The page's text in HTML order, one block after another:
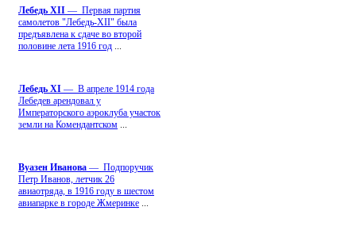
Лебедь ХII — Первая партия
самолетов "Лебедь-ХII" была
предъявлена к сдаче во второй
половине лета 1916 год
Лебедь ХI — В апреле 1914 года
Лебедев арендовал у
Императорского аэроклуба участок
земли на Комендантском
Вуазен Иванова — Подпоручик
Петр Иванов, летчик 26
авиаотряда, в 1916 году в шестом
авиапарке в городе Жмеринке